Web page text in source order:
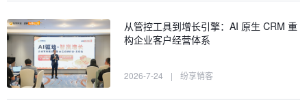
从管控工具到增长引擎：AI 原生 CRM 重
构企业客户经营体系
2026-7-24 | 纷享销客